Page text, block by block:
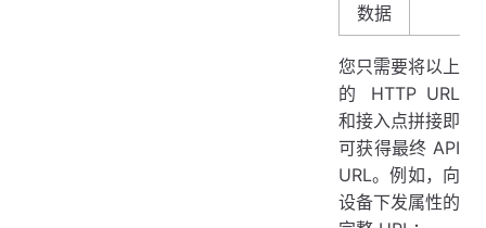
数据
您只需要将以上
的 HTTP URL
和接入点拼接即
可获得最终 API
URL。例如，向
设备下发属性的